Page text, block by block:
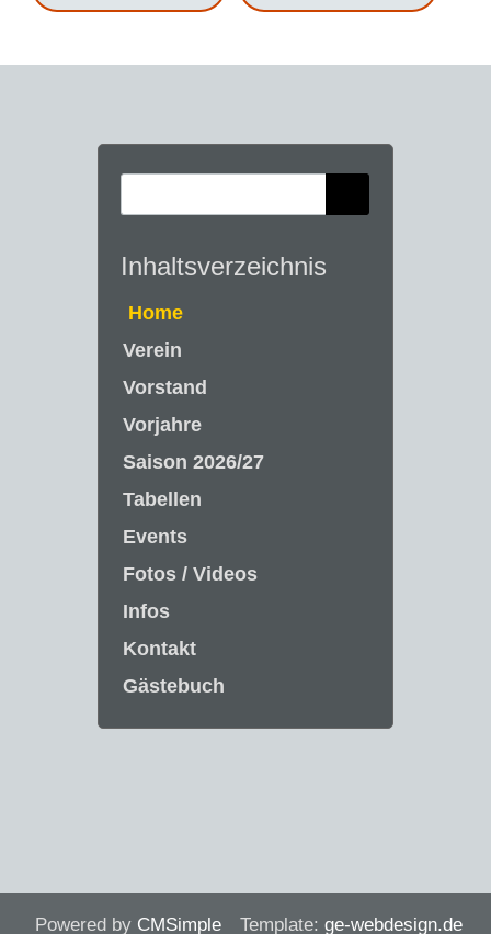
Inhaltsverzeichnis
Home
Verein
Vorstand
Vorjahre
Saison 2026/27
Tabellen
Events
Fotos / Videos
Infos
Kontakt
Gästebuch
Powered by CMSimple Template: ge-webdesign.de